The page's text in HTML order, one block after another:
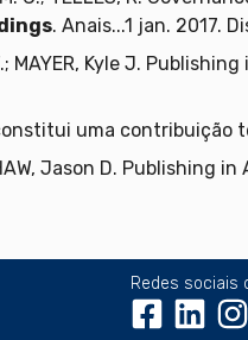
. Anais...1 jan. 2017.
MAYER, Kyle J.
uma contribuição
Jason D. Publishing
Redes sociais